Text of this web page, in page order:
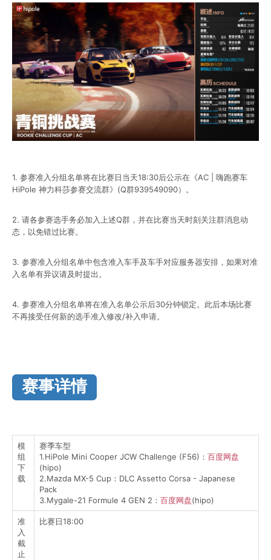
1. 参赛准入分组名单将在比赛日当天18:30后公示在《AC | 嗨跑赛车
HiPole 神力科莎参赛交流群》(Q群939549090）。
2. 请各参赛选手务必加入上述Q群，并在比赛当天时刻关注群消息动
态，以免错过比赛。
3. 参赛准入分组名单中包含准入车手及车手对应服务器安排，如果对准
入名单有异议请及时提出。
4. 参赛准入分组名单将在准入名单公示后30分钟锁定。此后本场比赛
不再接受任何新的选手准入修改/补入申请。
赛事详情
模
组
下
载
赛季车型
1.HiPole Mini Cooper JCW Challenge (F56)： 百度网盘
(hipo)
2.Mazda MX-5 Cup：DLC Assetto Corsa - Japanese
Pack
3.Mygale-21 Formule 4 GEN 2： 百度网盘(hipo)
准
入
截
止
比赛日18:00